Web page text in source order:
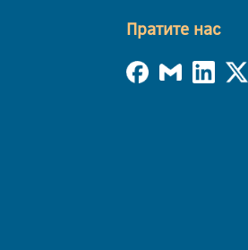
Пратите нас